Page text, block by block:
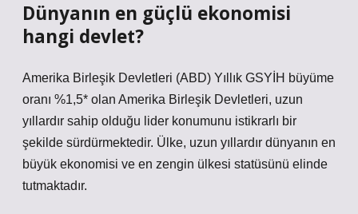
Dünyanın en güçlü ekonomisi
hangi devlet?
Amerika Birleşik Devletleri (ABD) Yıllık GSYİH büyüme
oranı %1,5* olan Amerika Birleşik Devletleri, uzun
yıllardır sahip olduğu lider konumunu istikrarlı bir
şekilde sürdürmektedir. Ülke, uzun yıllardır dünyanın en
büyük ekonomisi ve en zengin ülkesi statüsünü elinde
tutmaktadır.